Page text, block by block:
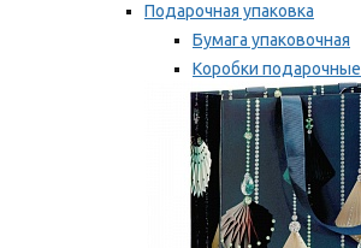
Подарочная упаковка
Бумага упаковочная
Коробки подарочные
Ленты, бобины
Мы рекомендуем